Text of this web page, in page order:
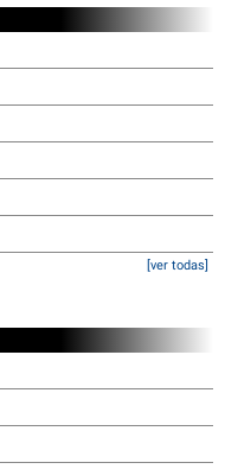
[ver todas]